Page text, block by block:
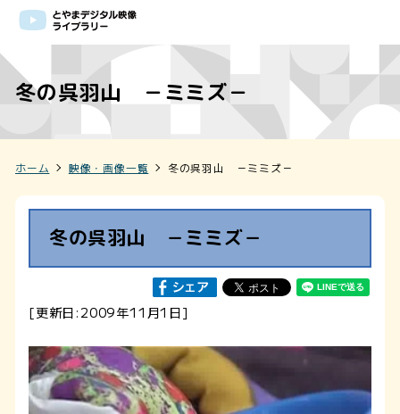
冬の呉羽山 －ミミズ－
ホーム 映像・画像一覧 冬の呉羽山 －ミミズ－
冬の呉羽山 －ミミズ－
[更新日:2009年11月1日]